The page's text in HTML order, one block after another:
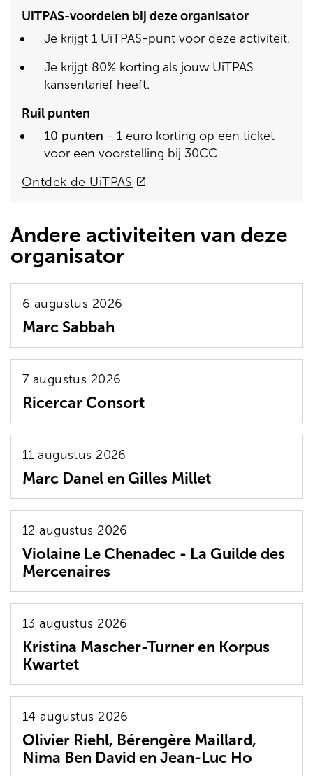
UiTPAS-voordelen bij deze organisator
Je krijgt 1 UiTPAS-punt voor deze activiteit.
Je krijgt 80% korting als jouw UiTPAS
kansentarief heeft.
Ruil punten
10 punten - 1 euro korting op een ticket
voor een voorstelling bij 30CC
Ontdek de UiTPAS (externe
Andere activiteiten van deze
organisator
6 augustus 2026
Marc Sabbah
7 augustus 2026
Ricercar Consort
11 augustus 2026
Marc Danel en Gilles Millet
12 augustus 2026
Violaine Le Chenadec - La Guilde des
Mercenaires
13 augustus 2026
Kristina Mascher-Turner en Korpus
Kwartet
14 augustus 2026
Olivier Riehl, Bérengère Maillard,
Nima Ben David en Jean-Luc Ho